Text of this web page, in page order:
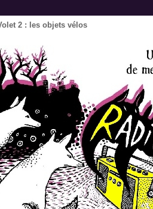
2 : les objets vélos